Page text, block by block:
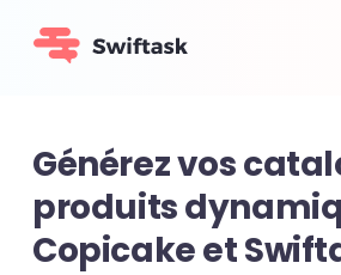
Générez vos
produits
Copicake et